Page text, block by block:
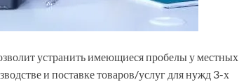
устранить имеющиеся пробелы у местных
и поставке товаров/услуг для нужд 3-х